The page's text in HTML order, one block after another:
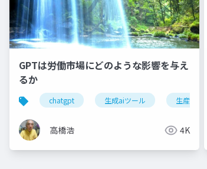
GPTは労働市場にどのような影響を与え
るか
chatgpt 生成aiツール 生産性向上
高橋浩 4K